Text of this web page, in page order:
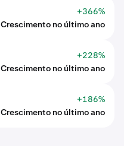
Crescimento no último ano
+366%
Crescimento no último ano
+228%
Crescimento no último ano
+186%